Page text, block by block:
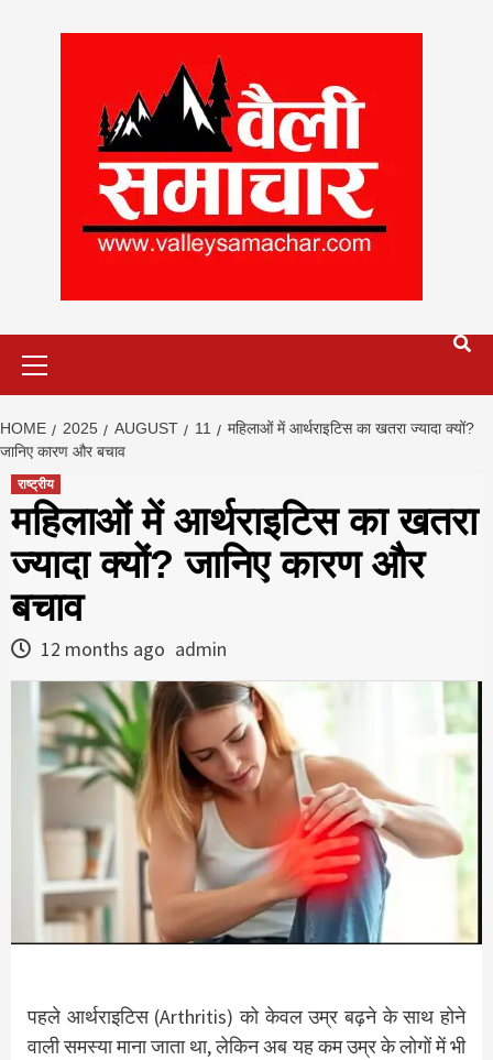
HOME 2025 AUGUST 11
महिलाओं में आर्थराइटिस का खतरा ज्यादा क्यों?
जानिए कारण और बचाव
राष्ट्रीय
महिलाओं में आर्थराइटिस का खतरा
ज्यादा क्यों? जानिए कारण और
बचाव
12 months ago admin
पहले आर्थराइटिस (Arthritis) को केवल उम्र बढ़ने के साथ होने
वाली समस्या माना जाता था, लेकिन अब यह कम उम्र के लोगों में भी